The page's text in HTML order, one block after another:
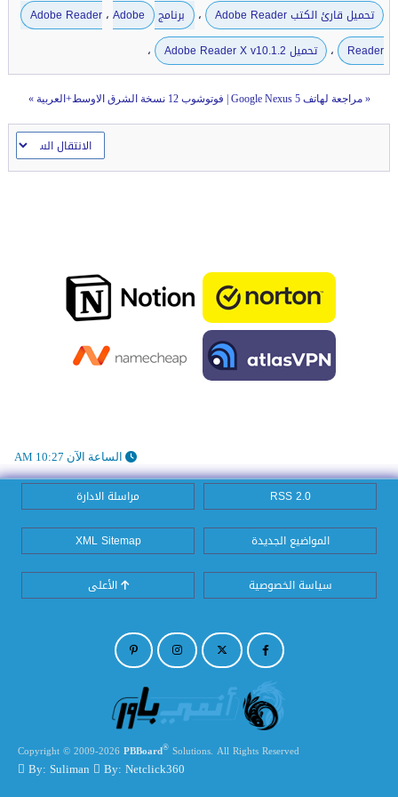
تحميل قارئ الكتب Adobe Reader
، برنامج Adobe Reader ، Adobe
Reader
، تحميل Adobe Reader X v10.1.2 ،
«مراجعة لهاتف Google Nexus 5 فوتوشوب 12 نسخة الشرق الاوسط+العربية »
الساعة الآن 10:27 AM
RSS 2.0 مراسلة الادارة
المواضيع الجديدة XML Sitemap
سياسة الخصوصية الأعلى
Copyright © 2009-2026 PBBoard® Solutions. All Rights Reserved
By: Suliman By: Netclick360